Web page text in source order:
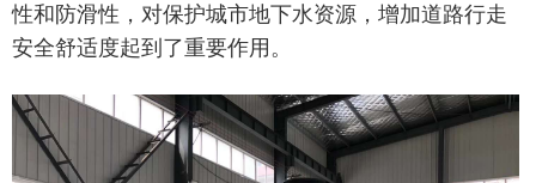
性和防滑性，对保护城市地下水资源，增加道路行走
安全舒适度起到了重要作用。